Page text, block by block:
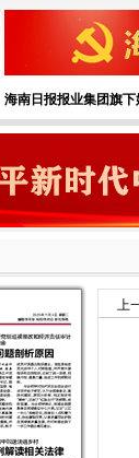
海南日报报业集团旗下
上